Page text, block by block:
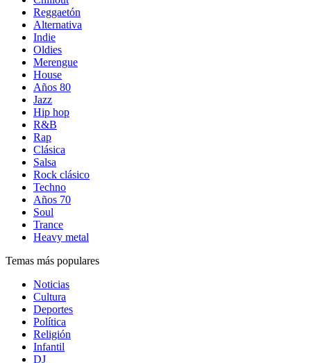
Reggaetón
Alternativa
Indie
Oldies
Merengue
House
Años 80
Jazz
Hip hop
R&B
Rap
Clásica
Salsa
Rock clásico
Techno
Años 70
Soul
Trance
Heavy metal
Temas más populares
Noticias
Cultura
Deportes
Política
Religión
Infantil
DJ